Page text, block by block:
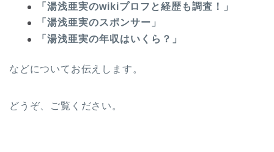
「湯浅亜実のwikiプロフと経歴も調査！」
「湯浅亜実のスポンサー」
「湯浅亜実の年収はいくら？」
などについてお伝えします。
どうぞ、ご覧ください。